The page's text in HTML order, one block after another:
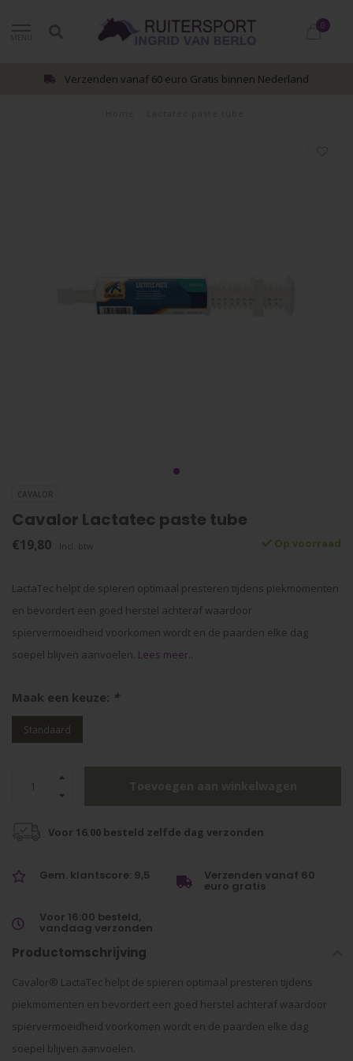
0
Verzenden vanaf 60 euro Gratis binnen Nederland
CAVALOR
Cavalor Lactatec paste tube
€19,80 Incl. btw Op voorraad
LactaTec helpt de spieren optimaal presteren tijdens piekmomenten
en bevordert een goed herstel achteraf waardoor
spiervermoeidheid voorkomen wordt en de paarden elke dag
soepel blijven aanvoelen. Lees meer..
Maak een keuze: *
Standaard
Voor 16.00 besteld zelfde dag verzonden
Gem. klantscore: 9,5 Verzenden vanaf 60
euro gratis
Voor 16:00 besteld,
vandaag verzonden
Productomschrijving
Cavalor® LactaTec helpt de spieren optimaal presteren tijdens
piekmomenten en bevordert een goed herstel achteraf waardoor
spiervermoeidheid voorkomen wordt en de paarden elke dag
soepel blijven aanvoelen.